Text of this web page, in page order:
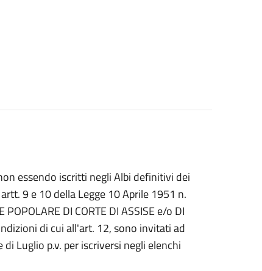
essendo iscritti negli Albi definitivi dei
9 e 10 della Legge 10 Aprile 1951 n.
DI CORTE DI ASSISE e/o DI
di cui all'art. 12, sono invitati ad
Luglio p.v. per iscriversi negli elenchi